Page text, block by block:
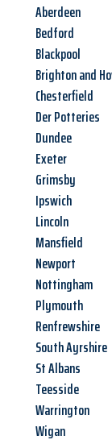
Aberdeen
Bedford
Blackpool
Brighton and
Chesterfield
Der Potteries
Dundee
Exeter
Grimsby
Ipswich
Lincoln
Mansfield
Newport
Nottingham
Plymouth
Renfrewshire
South Ayrshire
St Albans
Teesside
Warrington
Wigan